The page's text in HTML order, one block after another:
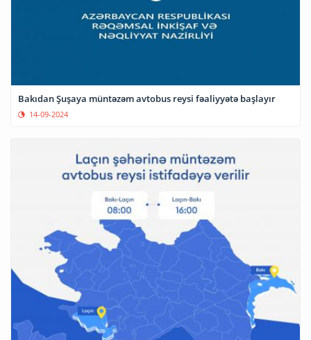
Bakıdan Şuşaya müntəzəm avtobus reysi fəaliyyətə başlayır
14-09-2024